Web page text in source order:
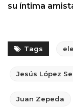
su íntima
Tags
Jesús López
Juan Zepeda